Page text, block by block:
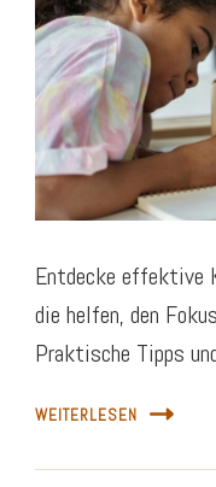
Entdecke effektive
die helfen, den
Praktische Tipps
WEITERLESEN